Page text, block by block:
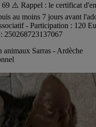
69 ⚠️ Rappel : le certificat
au moins 7 jours avant
- Participation : 120
250268723137067
animaux Sarras - Ardèche